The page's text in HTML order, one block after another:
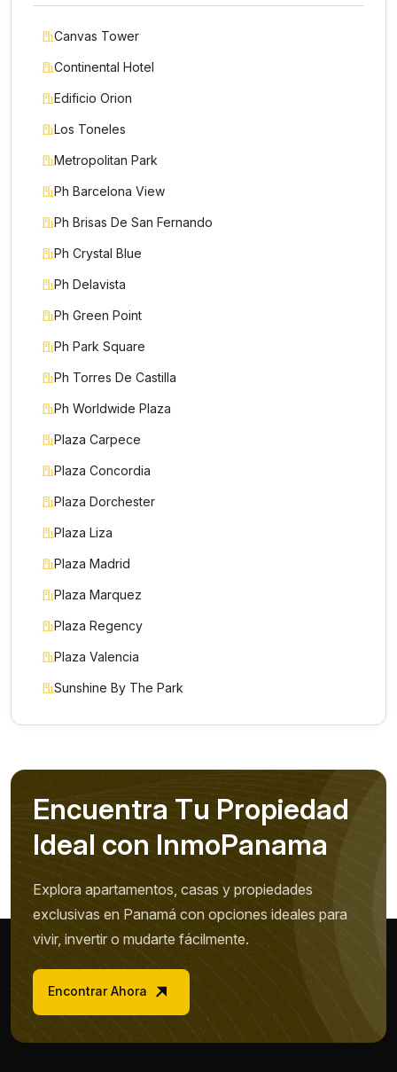
Canvas Tower
Continental Hotel
Edificio Orion
Los Toneles
Metropolitan Park
Ph Barcelona View
Ph Brisas De San Fernando
Ph Crystal Blue
Ph Delavista
Ph Green Point
Ph Park Square
Ph Torres De Castilla
Ph Worldwide Plaza
Plaza Carpece
Plaza Concordia
Plaza Dorchester
Plaza Liza
Plaza Madrid
Plaza Marquez
Plaza Regency
Plaza Valencia
Sunshine By The Park
Encuentra Tu Propiedad
Ideal con InmoPanama
Explora apartamentos, casas y propiedades
exclusivas en Panamá con opciones ideales para
vivir, invertir o mudarte fácilmente.
Encontrar Ahora